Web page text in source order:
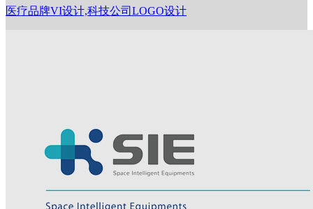
医疗品牌VI设计,科技公司LOGO设计